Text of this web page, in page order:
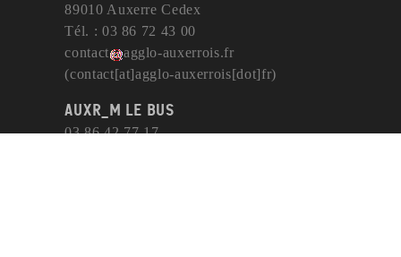
89010 Auxerre Cedex
Tél. : 03 86 72 43 00
contact
agglo-auxerrois.fr
(contact[at]agglo-auxerrois[dot]fr)
AuxR_M le bus
03 86 42 77 17